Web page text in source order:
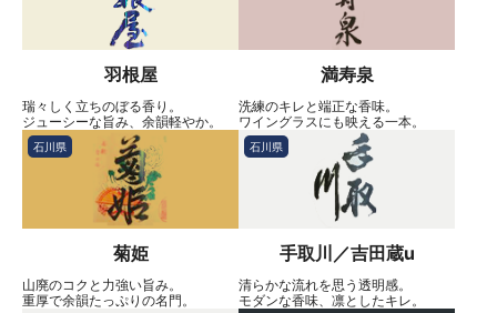
羽根屋
瑞々しく立ちのぼる香り。
ジューシーな旨み、余韻軽やか。
満寿泉
洗練のキレと端正な香味。
ワイングラスにも映える一本。
石川県
菊姫
山廃のコクと力強い旨み。
重厚で余韻たっぷりの名門。
石川県
手取川／吉田蔵u
清らかな流れを思う透明感。
モダンな香味、凛としたキレ。